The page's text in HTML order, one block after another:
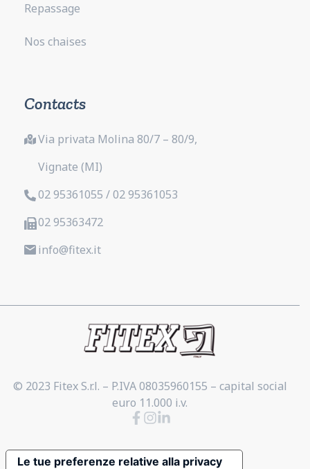
Repassage
Nos chaises
Contacts
Via privata Molina 80/7 – 80/9,
Vignate (MI)
02 95361055 / 02 95361053
02 95363472
info@fitex.it
© 2023 Fitex S.r.l. – P.IVA 08035960155 – capital social
euro 11.000 i.v.
Le tue preferenze relative alla privacy